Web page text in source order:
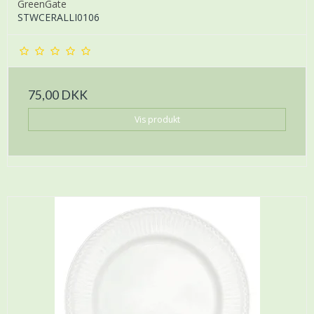
GreenGate
STWCERALLI0106
75,00 DKK
Vis produkt